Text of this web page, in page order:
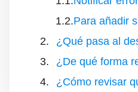
Para añadir
¿Qué pasa al
¿De qué forma
¿Cómo revisar